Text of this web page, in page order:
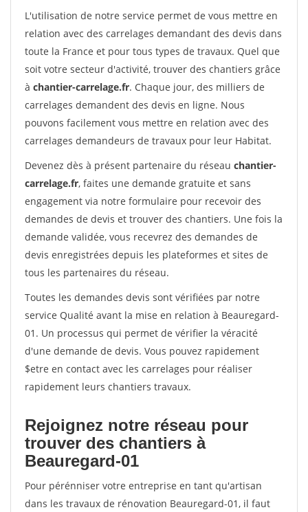
L'utilisation de notre service permet de vous mettre en
relation avec des carrelages demandant des devis dans
toute la France et pour tous types de travaux. Quel que
soit votre secteur d'activité, trouver des chantiers grâce
à chantier-carrelage.fr. Chaque jour, des milliers de
carrelages demandent des devis en ligne. Nous
pouvons facilement vous mettre en relation avec des
carrelages demandeurs de travaux pour leur Habitat.
Devenez dès à présent partenaire du réseau chantier-
carrelage.fr, faites une demande gratuite et sans
engagement via notre formulaire pour recevoir des
demandes de devis et trouver des chantiers. Une fois la
demande validée, vous recevrez des demandes de
devis enregistrées depuis les plateformes et sites de
tous les partenaires du réseau.
Toutes les demandes devis sont vérifiées par notre
service Qualité avant la mise en relation à Beauregard-
01. Un processus qui permet de vérifier la véracité
d'une demande de devis. Vous pouvez rapidement
$etre en contact avec les carrelages pour réaliser
rapidement leurs chantiers travaux.
Rejoignez notre réseau pour
trouver des chantiers à
Beauregard-01
Pour pérénniser votre entreprise en tant qu'artisan
dans les travaux de rénovation Beauregard-01, il faut